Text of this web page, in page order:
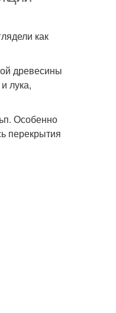
как
древесины
лука,
Особенно
перекрытия